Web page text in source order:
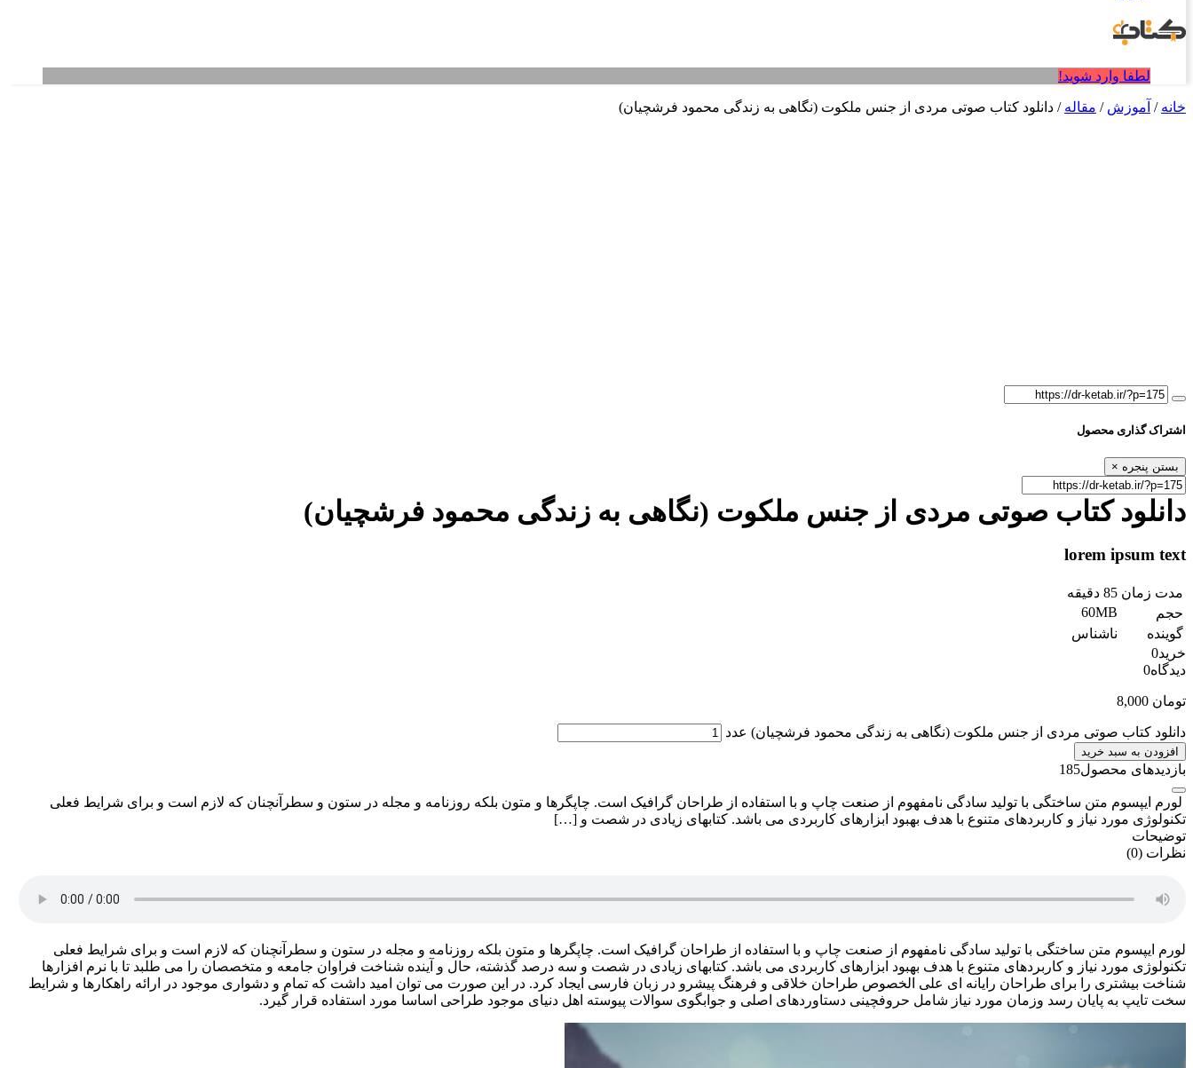
لطفا وارد شوید!
خانه / آموزش / مقاله / دانلود کتاب صوتی مردی از جنس ملکوت (نگاهی به زندگی محمود فرشچیان)
اشتراک گذاری محصول
بستن پنجره ×
دانلود کتاب صوتی مردی از جنس ملکوت (نگاهی به زندگی محمود فرشچیان)
lorem ipsum text
مدت زمان 85 دقیقه
حجم
60MB
گوینده
ناشناس
خرید0
دیدگاه0
تومان
دانلود کتاب صوتی مردی از جنس ملکوت (نگاهی به زندگی محمود فرشچیان) عدد
افزودن به سبد خرید
بازدیدهای محصول185
لورم ایپسوم متن ساختگی با تولید سادگی نامفهوم از صنعت چاپ و با استفاده از طراحان گرافیک است. چاپگرها و متون بلکه روزنامه و مجله در ستون و سطرآنچنان که لازم است و برای شرایط فعلی
تکنولوژی مورد نیاز و کاربردهای متنوع با هدف بهبود ابزارهای کاربردی می باشد. کتابهای زیادی در شصت و […]
توضیحات
نظرات (0)
لورم ایپسوم متن ساختگی با تولید سادگی نامفهوم از صنعت چاپ و با استفاده از طراحان گرافیک است. چاپگرها و متون بلکه روزنامه و مجله در ستون و سطرآنچنان که لازم است و برای شرایط فعلی
تکنولوژی مورد نیاز و کاربردهای متنوع با هدف بهبود ابزارهای کاربردی می باشد. کتابهای زیادی در شصت و سه درصد گذشته، حال و آینده شناخت فراوان جامعه و متخصصان را می طلبد تا با نرم افزارها
شناخت بیشتری را برای طراحان رایانه ای علی الخصوص طراحان خلاقی و فرهنگ پیشرو در زبان فارسی ایجاد کرد. در این صورت می توان امید داشت که تمام و دشواری موجود در ارائه راهکارها و شرایط
سخت تایپ به پایان رسد وزمان مورد نیاز شامل حروفچینی دستاوردهای اصلی و جوابگوی سوالات پیوسته اهل دنیای موجود طراحی اساسا مورد استفاده قرار گیرد.